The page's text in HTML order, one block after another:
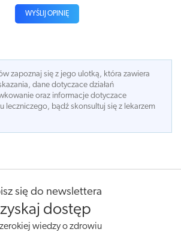
WYŚLIJ OPINIĘ
zapoznaj się z jego ulotką, która zawiera
dane dotyczace działań
oraz informacje dotyczace
leczniczego, bądź skonsultuj się z lekarzem
się do newslettera
dostęp
wiedzy o zdrowiu